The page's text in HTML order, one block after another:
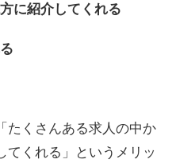
に紹介してくれる
たくさんある求人の中か
てくれる」というメリッ